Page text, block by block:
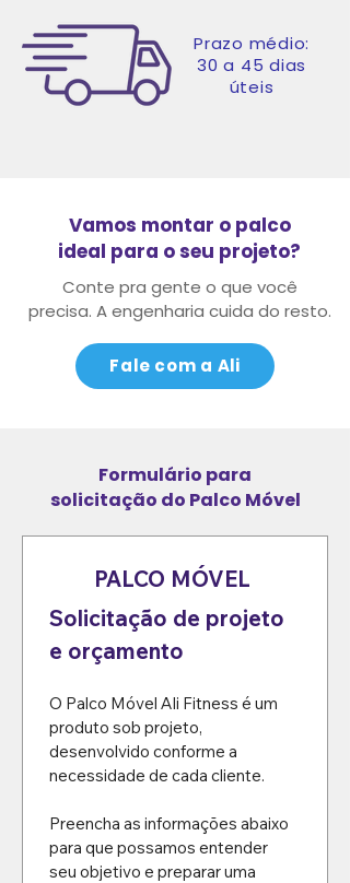
Prazo médio:
30 a 45 dias
úteis
Vamos montar o palco
ideal para o seu projeto?
Conte pra gente o que você
precisa. A engenharia cuida do resto.
Fale com a Ali
Formulário para
solicitação do Palco Móvel
Solicitação de projeto
e orçamento
O Palco Móvel Ali Fitness é um
produto sob projeto,
desenvolvido conforme a
necessidade de cada cliente.
Preencha as informações abaixo
para que possamos entender
seu objetivo e preparar uma